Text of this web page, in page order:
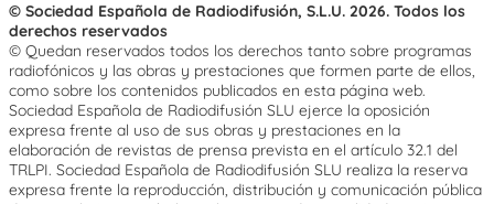
© Sociedad Española de Radiodifusión, S.L.U. 2026. Todos los
derechos reservados
© Quedan reservados todos los derechos tanto sobre programas
radiofónicos y las obras y prestaciones que formen parte de ellos,
como sobre los contenidos publicados en esta página web.
Sociedad Española de Radiodifusión SLU ejerce la oposición
expresa frente al uso de sus obras y prestaciones en la
elaboración de revistas de prensa prevista en el artículo 32.1 del
TRLPI. Sociedad Española de Radiodifusión SLU realiza la reserva
expresa frente la reproducción, distribución y comunicación pública